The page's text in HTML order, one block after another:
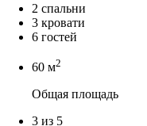
2 спальни
3 кровати
6 гостей
60 м2
Общая площадь
3 из 5